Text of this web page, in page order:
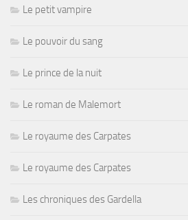
Le petit vampire
Le pouvoir du sang
Le prince de la nuit
Le roman de Malemort
Le royaume des Carpates
Le royaume des Carpates
Les chroniques des Gardella